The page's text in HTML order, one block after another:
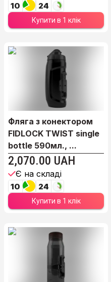
10 24
Купити в 1 клік
Фляга з конектором
FIDLOCK TWIST single
bottle 590мл., ...
2,070.00 UAH
Є на складі
10 24
Купити в 1 клік